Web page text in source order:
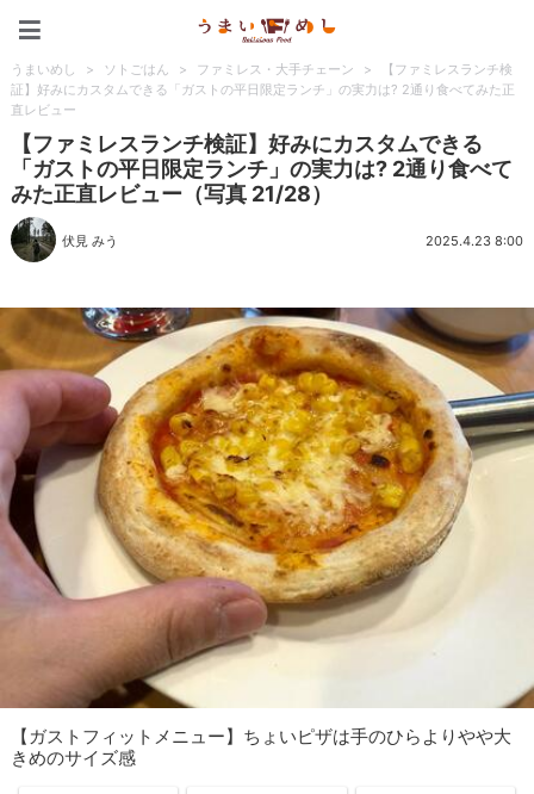
うまいめし > ソトごはん > ファミレス・大手チェーン >
【ファミレスランチ検
証】好みにカスタムできる「ガストの平日限定ランチ」の実力は? 2通り食べてみた正
直レビュー
【ファミレスランチ検証】好みにカスタムできる
「ガストの平日限定ランチ」の実力は? 2通り食べて
みた正直レビュー（写真 21/28）
伏見 みう 2025.4.23 8:00
【ガストフィットメニュー】ちょいピザは手のひらよりやや大
きめのサイズ感